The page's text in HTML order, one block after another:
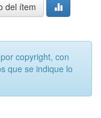
del ítem
copyright, con
que se indique lo